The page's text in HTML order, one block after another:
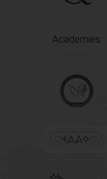
Academies